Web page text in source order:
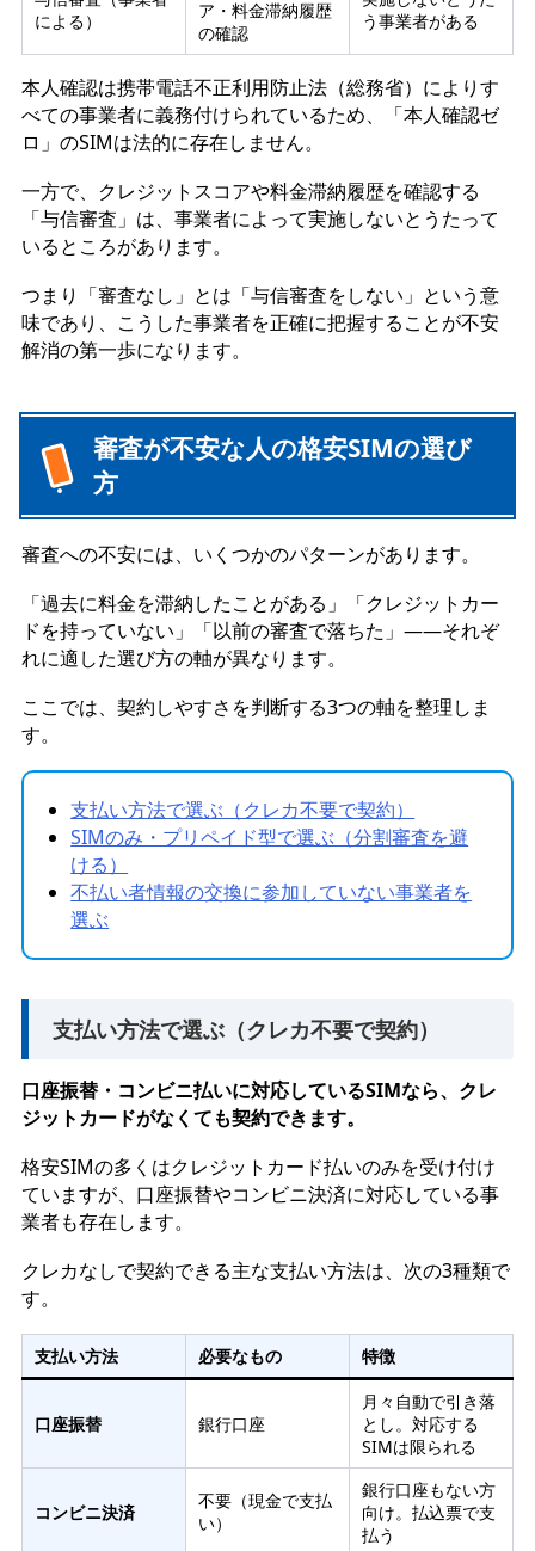
による）
ア・料金滞納履歴
の確認
う事業者がある
本人確認は携帯電話不正利用防止法（総務省）によりす
べての事業者に義務付けられているため、「本人確認ゼ
ロ」のSIMは法的に存在しません。
一方で、クレジットスコアや料金滞納履歴を確認する
「与信審査」は、事業者によって実施しないとうたって
いるところがあります。
つまり「審査なし」とは「与信審査をしない」という意
味であり、こうした事業者を正確に把握することが不安
解消の第一歩になります。
審査が不安な人の格安SIMの選び
方
審査への不安には、いくつかのパターンがあります。
「過去に料金を滞納したことがある」「クレジットカー
ドを持っていない」「以前の審査で落ちた」——それぞ
れに適した選び方の軸が異なります。
ここでは、契約しやすさを判断する3つの軸を整理しま
す。
支払い方法で選ぶ（クレカ不要で契約）
SIMのみ・プリペイド型で選ぶ（分割審査を避
ける）
不払い者情報の交換に参加していない事業者を
選ぶ
支払い方法で選ぶ（クレカ不要で契約）
口座振替・コンビニ払いに対応しているSIMなら、クレ
ジットカードがなくても契約できます。
格安SIMの多くはクレジットカード払いのみを受け付け
ていますが、口座振替やコンビニ決済に対応している事
業者も存在します。
クレカなしで契約できる主な支払い方法は、次の3種類で
す。
支払い方法 必要なもの 特徴
口座振替 銀行口座
月々自動で引き落
とし。対応する
SIMは限られる
コンビニ決済
不要（現金で支払
い）
銀行口座もない方
向け。払込票で支
払う